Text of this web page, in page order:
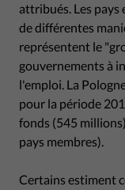
attribués. Les
de différentes
représentent le
gouvernements à
l'emploi. La
pour la période
fonds (545
pays membres).
Certains estiment